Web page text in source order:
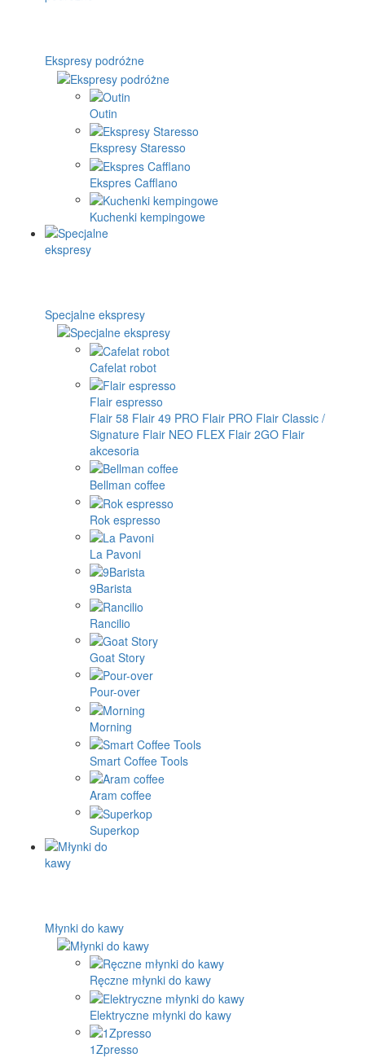
Ekspresy podróżne
Outin
Ekspresy Staresso
Ekspres Cafflano
Kuchenki kempingowe
Specjalne ekspresy
Cafelat robot
Flair espresso
Flair 58 Flair 49 PRO Flair PRO Flair Classic /
Signature Flair NEO FLEX Flair 2GO Flair
akcesoria
Bellman coffee
Rok espresso
La Pavoni
9Barista
Rancilio
Goat Story
Pour-over
Morning
Smart Coffee Tools
Aram coffee
Superkop
Młynki do kawy
Ręczne młynki do kawy
Elektryczne młynki do kawy
1Zpresso